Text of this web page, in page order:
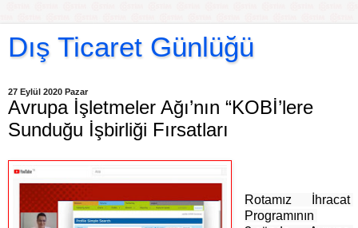
Dış Ticaret Günlüğü
27 Eylül 2020 Pazar
Avrupa İşletmeler Ağı’nın “KOBİ’lere
Sunduğu İşbirliği Fırsatları
Rotamız İhracat
Programının